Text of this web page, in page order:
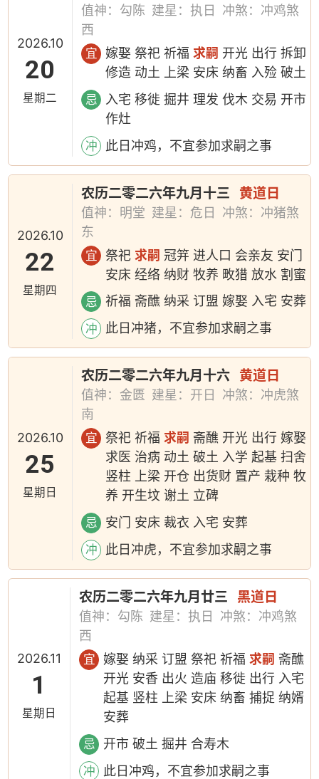
2026.10
20
星期二
值神：勾陈 建星：执日
冲煞：冲鸡煞
西
宜 嫁娶 祭祀 祈福求嗣 开光 出行 拆卸
修造 动土 上梁 安床 纳畜 入殓 破土
忌
入宅 移徙 掘井 理发 伐木 交易 开市
作灶
冲 此日冲鸡，不宜参加求嗣之事
2026.10
22
星期四
农历二零二六年九月十三 黄道日
值神：明堂 建星：危日
冲煞：冲猪煞
东
宜 祭祀求嗣 冠笄 进人口 会亲友 安门
安床 经络 纳财 牧养 畋猎 放水 割蜜
忌 祈福 斋醮 纳采 订盟 嫁娶 入宅 安葬
冲 此日冲猪，不宜参加求嗣之事
2026.10
25
星期日
农历二零二六年九月十六 黄道日
值神：金匮 建星：开日
冲煞：冲虎煞
南
宜 祭祀 祈福求嗣 斋醮 开光 出行 嫁娶
求医 治病 动土 破土 入学 起基 扫舍
竖柱 上梁 开仓 出货财 置产 栽种 牧
养 开生坟 谢土 立碑
忌 安门 安床 裁衣 入宅 安葬
冲 此日冲虎，不宜参加求嗣之事
2026.11
1
星期日
农历二零二六年九月廿三 黑道日
值神：勾陈 建星：执日
冲煞：冲鸡煞
西
宜 嫁娶 纳采 订盟 祭祀 祈福求嗣 斋醮
开光 安香 出火 造庙 移徙 出行 入宅
起基 竖柱 上梁 安床 纳畜 捕捉 纳婿
安葬
忌 开市 破土 掘井 合寿木
冲 此日冲鸡，不宜参加求嗣之事